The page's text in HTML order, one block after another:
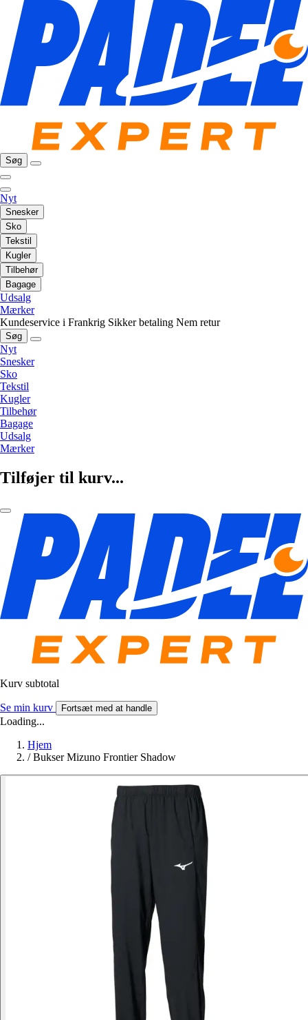
Søg
Nyt
Snesker
Sko
Tekstil
Kugler
Tilbehør
Bagage
Udsalg
Mærker
Kundeservice i Frankrig Sikker betaling Nem retur
Søg
Nyt
Snesker
Sko
Tekstil
Kugler
Tilbehør
Bagage
Udsalg
Mærker
Tilføjer til kurv...
Kurv subtotal
Se min kurv Fortsæt med at handle
Loading...
Hjem
/ Bukser Mizuno Frontier Shadow